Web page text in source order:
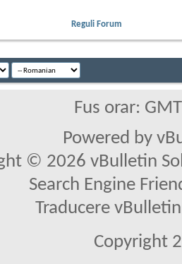
Reguli Forum
Fus orar:
Powered by
© 2026 vBulletin
Search Engine
Traducere
Copyright